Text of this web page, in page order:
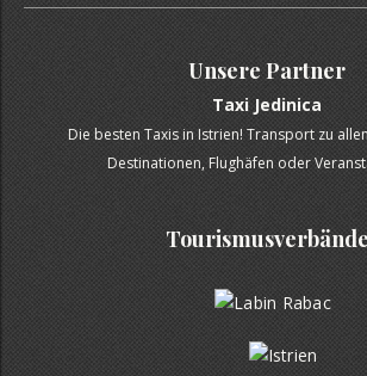
Unsere Partner
Taxi Jedinica
Die besten Taxis in Istrien! Transport zu
Destinationen, Flughäfen oder
Tourismusverbände